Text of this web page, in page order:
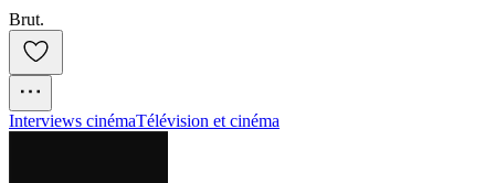
Brut.
Interviews cinémaTélévision et cinéma